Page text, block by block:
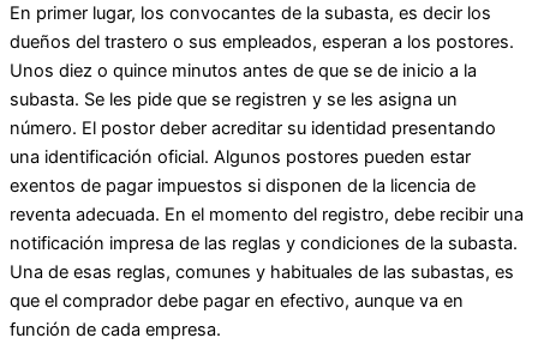
En primer lugar, los convocantes de la subasta, es decir los
dueños del trastero o sus empleados, esperan a los postores.
Unos diez o quince minutos antes de que se de inicio a la
subasta. Se les pide que se registren y se les asigna un
número. El postor deber acreditar su identidad presentando
una identificación oficial. Algunos postores pueden estar
exentos de pagar impuestos si disponen de la licencia de
reventa adecuada. En el momento del registro, debe recibir una
notificación impresa de las reglas y condiciones de la subasta.
Una de esas reglas, comunes y habituales de las subastas, es
que el comprador debe pagar en efectivo, aunque va en
función de cada empresa.